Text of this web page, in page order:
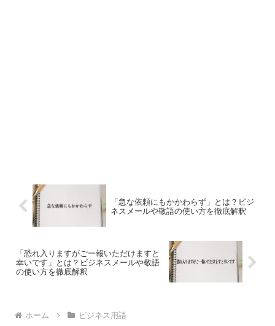
「急な依頼にもかかわらず」とは？ビジ
ネスメールや敬語の使い方を徹底解釈
「恐れ入りますがご一報いただけますと
幸いです」とは？ビジネスメールや敬語
の使い方を徹底解釈
ホーム ビジネス用語